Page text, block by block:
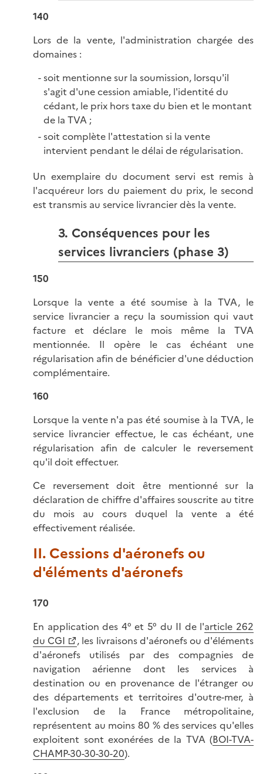
140
Lors de la vente, l'administration chargée des
domaines :
soit mentionne sur la soumission, lorsqu'il
s'agit d'une cession amiable, l'identité du
cédant, le prix hors taxe du bien et le montant
de la TVA ;
soit complète l'attestation si la vente
intervient pendant le délai de régularisation.
Un exemplaire du document servi est remis à
l'acquéreur lors du paiement du prix, le second
est transmis au service livrancier dès la vente.
3. Conséquences pour les
services livranciers (phase 3)
150
Lorsque la vente a été soumise à la TVA, le
service livrancier a reçu la soumission qui vaut
facture et déclare le mois même la TVA
mentionnée. Il opère le cas échéant une
régularisation afin de bénéficier d'une déduction
complémentaire.
160
Lorsque la vente n'a pas été soumise à la TVA, le
service livrancier effectue, le cas échéant, une
régularisation afin de calculer le reversement
qu'il doit effectuer.
Ce reversement doit être mentionné sur la
déclaration de chiffre d'affaires souscrite au titre
du mois au cours duquel la vente a été
effectivement réalisée.
II. Cessions d'aéronefs ou
d'éléments d'aéronefs
170
En application des 4° et 5° du II de l'article 262
du CGI
, les livraisons d'aéronefs ou d'éléments
d'aéronefs utilisés par des compagnies de
navigation aérienne dont les services à
destination ou en provenance de l'étranger ou
des départements et territoires d'outre-mer, à
l'exclusion de la France métropolitaine,
représentent au moins 80 % des services qu'elles
exploitent sont exonérées de la TVA (BOI-TVA-
CHAMP-30-30-30-20).